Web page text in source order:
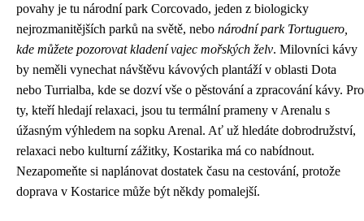
povahy je tu národní park Corcovado, jeden z biologicky
nejrozmanitějších parků na světě, nebo národní park Tortuguero,
kde můžete pozorovat kladení vajec mořských želv. Milovníci kávy
by neměli vynechat návštěvu kávových plantáží v oblasti Dota
nebo Turrialba, kde se dozví vše o pěstování a zpracování kávy. Pro
ty, kteří hledají relaxaci, jsou tu termální prameny v Arenalu s
úžasným výhledem na sopku Arenal. Ať už hledáte dobrodružství,
relaxaci nebo kulturní zážitky, Kostarika má co nabídnout.
Nezapomeňte si naplánovat dostatek času na cestování, protože
doprava v Kostarice může být někdy pomalejší.